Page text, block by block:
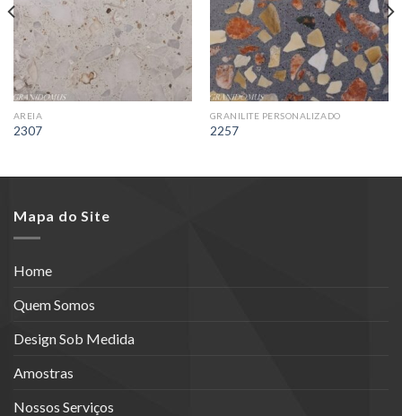
AREIA
2307
GRANILITE PERSONALIZADO
2257
Mapa do Site
Home
Quem Somos
Design Sob Medida
Amostras
Nossos Serviços